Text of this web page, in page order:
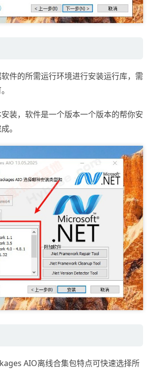
件的所需运行环境进行安装运行库，需
装，软件是一个版本一个版本的帮你安
。
AIO离线合集包特点可快速选择所